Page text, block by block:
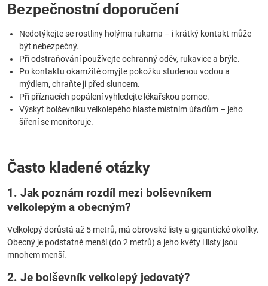
Bezpečnostní doporučení
Nedotýkejte se rostliny holýma rukama – i krátký kontakt může
být nebezpečný.
Při odstraňování používejte ochranný oděv, rukavice a brýle.
Po kontaktu okamžitě omyjte pokožku studenou vodou a
mýdlem, chraňte ji před sluncem.
Při příznacích popálení vyhledejte lékařskou pomoc.
Výskyt bolševníku velkolepého hlaste místním úřadům – jeho
šíření se monitoruje.
Často kladené otázky
1. Jak poznám rozdíl mezi bolševníkem
velkolepým a obecným?
Velkolepý dorůstá až 5 metrů, má obrovské listy a gigantické okolíky.
Obecný je podstatně menší (do 2 metrů) a jeho květy i listy jsou
mnohem menší.
2. Je bolševník velkolepý jedovatý?